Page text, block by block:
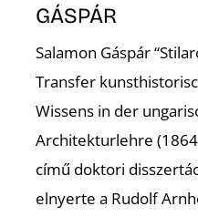
GÁSPÁR
Salamon Gáspár
Transfer
Wissens in der
Architekturlehre
című doktori
elnyerte a Rudolf